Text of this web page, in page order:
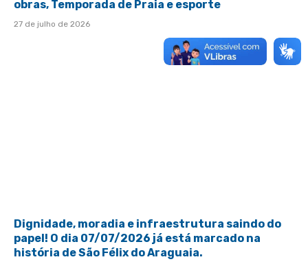
obras, Temporada de Praia e esporte
27 de julho de 2026
Dignidade, moradia e infraestrutura saindo do
papel! O dia 07/07/2026 já está marcado na
história de São Félix do Araguaia.